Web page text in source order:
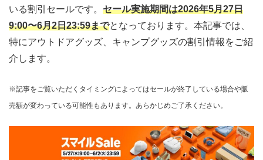
いる割引セールです。 セール実施期間は2026年5月27日
9:00〜6月2日23:59までとなっております。本記事では、
特にアウトドアグッズ、キャンプグッズの割引情報をご紹
介します。
※記事をご覧いただくタイミングによってはセールが終了している場合や販
売額が変わっている可能性もあります。あらかじめご了承ください。